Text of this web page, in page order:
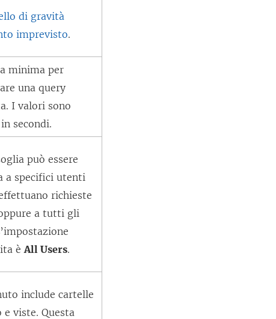
di gravità
imprevisto.
minima per
una query
I valori sono
secondi.
può essere
a specifici utenti
richieste
a tutti gli
èAll Users.
include cartelle
e viste. Questa